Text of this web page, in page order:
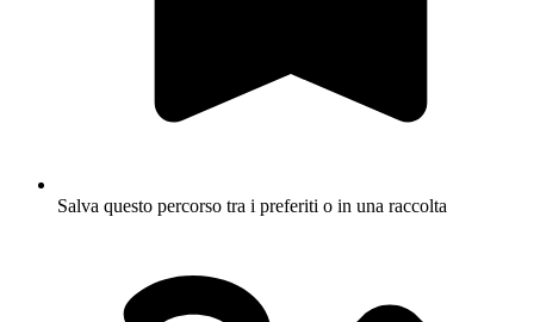
Salva questo percorso tra i preferiti o in una raccolta